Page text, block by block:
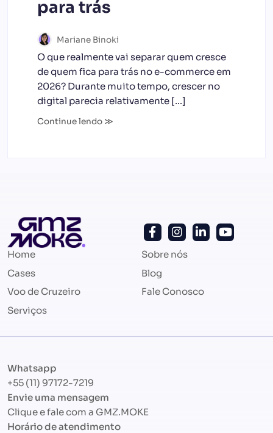
para trás
Mariane Binoki
O que realmente vai separar quem cresce
de quem fica para trás no e-commerce em
2026? Durante muito tempo, crescer no
digital parecia relativamente […]
Continue lendo ≫
Home
Cases
Voo de Cruzeiro
Serviços
Sobre nós
Blog
Fale Conosco
Whatsapp
+55 (11) 97172-7219
Envie uma mensagem
Clique e fale com a GMZ.MOKE
Horário de atendimento